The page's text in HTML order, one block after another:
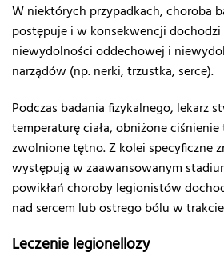
W niektórych przypadkach, choroba
postępuje i w konsekwencji
niewydolności oddechowej i
narządów (np. nerki, trzustka, serce).
Podczas badania fizykalnego, lekarz
temperaturę ciała, obniżone
zwolnione tętno. Z kolei specyficzne
występują w zaawansowanym
powikłań choroby legionistów
nad sercem lub ostrego bólu w
Leczenie legionellozy